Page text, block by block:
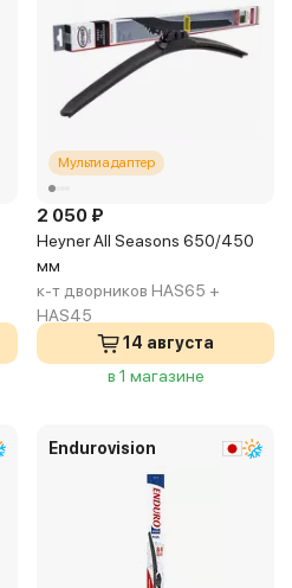
Мультиадаптер
2 050 ₽
Heyner All Seasons 650/450
мм
к-т дворников HAS65 +
HAS45
14 августа
в 1 магазине
Endurovision